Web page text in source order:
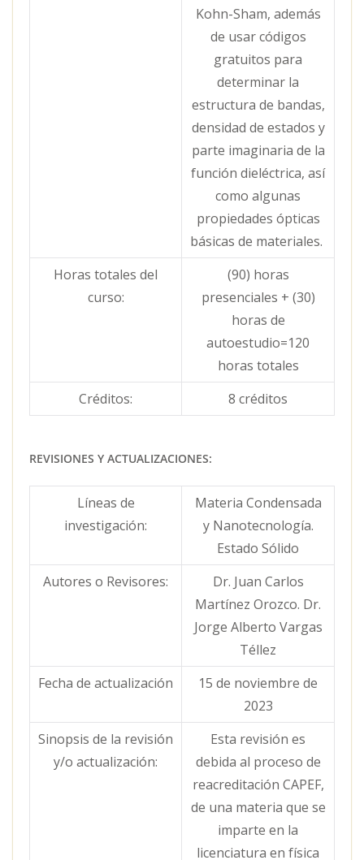
Kohn-Sham, además
de usar códigos
gratuitos para
determinar la
estructura de bandas,
densidad de estados y
parte imaginaria de la
función dieléctrica, así
como algunas
propiedades ópticas
básicas de materiales.
Horas totales del
curso:
(90) horas
presenciales + (30)
horas de
autoestudio=120
horas totales
Créditos:
8 créditos
REVISIONES Y ACTUALIZACIONES:
Líneas de
investigación:
Materia Condensada
y Nanotecnología.
Estado Sólido
Autores o Revisores:
Dr. Juan Carlos
Martínez Orozco. Dr.
Jorge Alberto Vargas
Téllez
Fecha de actualización
15 de noviembre de
2023
Sinopsis de la revisión
y/o actualización:
Esta revisión es
debida al proceso de
reacreditación CAPEF,
de una materia que se
imparte en la
licenciatura en física